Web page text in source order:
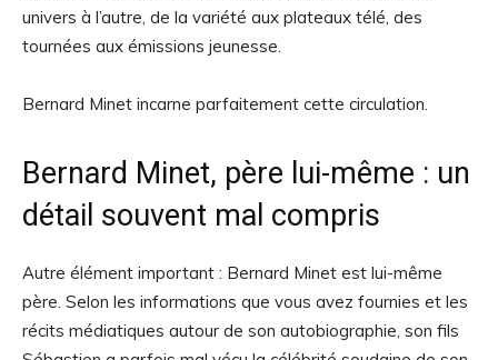
univers à l’autre, de la variété aux plateaux télé, des
tournées aux émissions jeunesse.
Bernard Minet incarne parfaitement cette circulation.
Bernard Minet, père lui-même : un
détail souvent mal compris
Autre élément important : Bernard Minet est lui-même
père. Selon les informations que vous avez fournies et les
récits médiatiques autour de son autobiographie, son fils